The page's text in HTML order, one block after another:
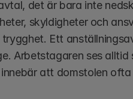
det är bara inte
skyldigheter och
Ett
Arbetstagaren ses
att domstolen